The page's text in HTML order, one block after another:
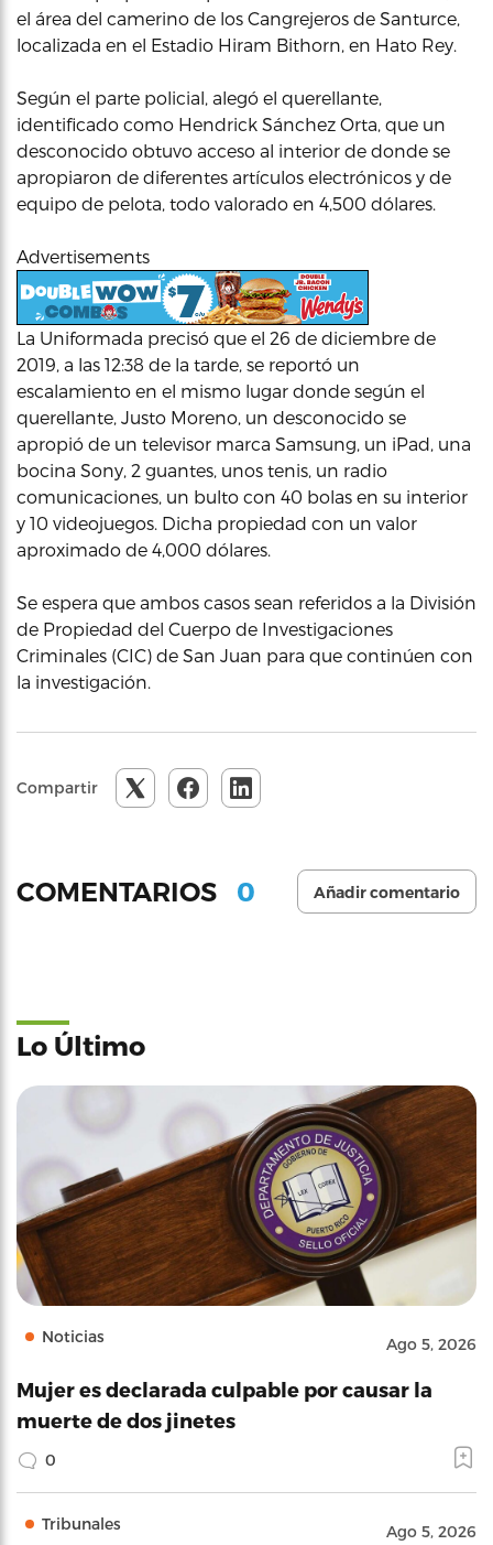
el área del camerino de los Cangrejeros de Santurce,
localizada en el Estadio Hiram Bithorn, en Hato Rey.
Según el parte policial, alegó el querellante,
identificado como Hendrick Sánchez Orta, que un
desconocido obtuvo acceso al interior de donde se
apropiaron de diferentes artículos electrónicos y de
equipo de pelota, todo valorado en 4,500 dólares.
Advertisements
La Uniformada precisó que el 26 de diciembre de
2019, a las 12:38 de la tarde, se reportó un
escalamiento en el mismo lugar donde según el
querellante, Justo Moreno, un desconocido se
apropió de un televisor marca Samsung, un iPad, una
bocina Sony, 2 guantes, unos tenis, un radio
comunicaciones, un bulto con 40 bolas en su interior
y 10 videojuegos. Dicha propiedad con un valor
aproximado de 4,000 dólares.
Se espera que ambos casos sean referidos a la División
de Propiedad del Cuerpo de Investigaciones
Criminales (CIC) de San Juan para que continúen con
la investigación.
Compartir
COMENTARIOS 0 Añadir comentario
Lo Último
Noticias Ago 5, 2026
Mujer es declarada culpable por causar la
muerte de dos jinetes
0
Tribunales Ago 5, 2026